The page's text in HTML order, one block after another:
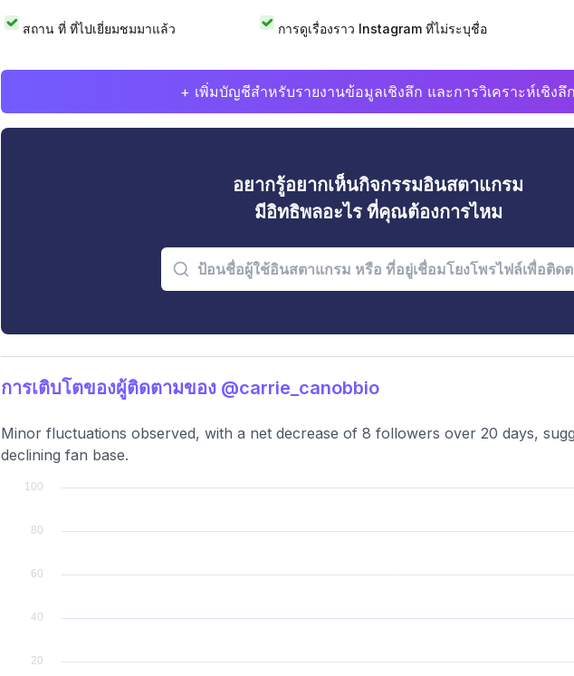
สถาน ที่ ที่ไปเยี่ยมชมมาแล้ว การดูเรื่องราว Instagram ที่ไม่ระบุชื่อ
+ เพิ่มบัญชีสำหรับรายงานข้อมูลเชิงลึก และการวิเคราะห์เชิงลึก
อยากรู้อยากเห็นกิจกรรมอินสตาแกรม
มีอิทธิพลอะไร ที่คุณต้องการไหม
การเติบโตของผู้ติดตามของ @carrie_canobbio
Minor fluctuations observed, with a net decrease of 8 followers over 20 days,
declining fan base.